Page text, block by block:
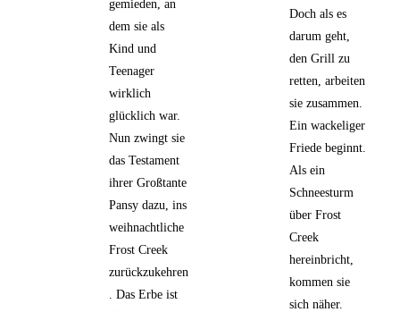
gemieden, an
dem sie als
Kind und
Teenager
wirklich
glücklich war.
Nun zwingt sie
das Testament
ihrer Großtante
Pansy dazu, ins
weihnachtliche
Frost Creek
zurückzukehren
. Das Erbe ist
Doch als es
darum geht,
den Grill zu
retten, arbeiten
sie zusammen.
Ein wackeliger
Friede beginnt.
Als ein
Schneesturm
über Frost
Creek
hereinbricht,
kommen sie
sich näher.